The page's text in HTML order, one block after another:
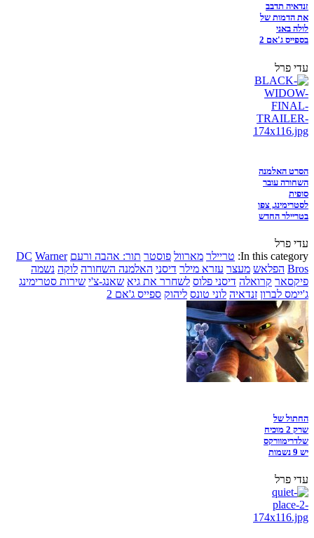
זנדאיה תדבב
את הדמות של
לולה באני
בספייס ג'אם 2
עדי פרל
הסרט האלמנה
השחורה עובר
סופית
לסטרימינג, צפו
בטריילר החדש
עדי פרל
In this category: טריילר מארוול פוסטר תור: אהבה ורעם DC Warner
Bros הפלאש מעצר עזרא מילר דיסני האלמנה השחורה לוקה נשמה
פיקסאר קרואלה דיסני פלוס לשחרר את גיא שאנג-צ'י שירות סטרימינג
ג'יימס לברון זנדאיה לוני טונס ליהוק ספייס ג'אם 2
החתול של
שרק 2 מוכיח
שלדרימוורקס
יש 9 נשמות
עדי פרל